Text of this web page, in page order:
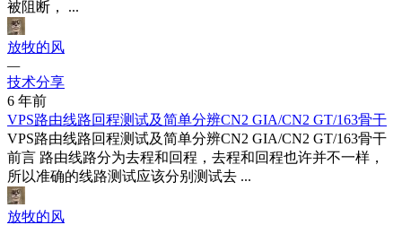
被阻断， ...
放牧的风
—
技术分享
6 年前
VPS路由线路回程测试及简单分辨CN2 GIA/CN2 GT/163骨干
VPS路由线路回程测试及简单分辨CN2 GIA/CN2 GT/163骨干
前言 路由线路分为去程和回程，去程和回程也许并不一样，
所以准确的线路测试应该分别测试去 ...
放牧的风